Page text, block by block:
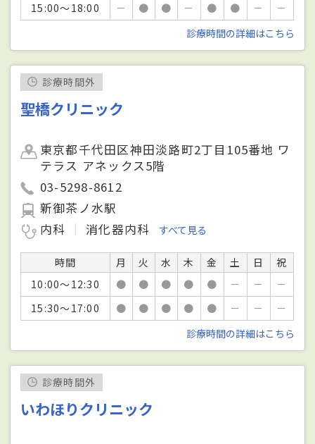
15:00～18:00
－ ● ● － ● ● －
－
診療時間の詳細はこちら
診療時間外
聖橋クリニック
東京都千代田区神田淡路町2丁目105番地 ワ
テラス アネックス5階
03-5298-8612
新御茶ノ水駅
内科
消化器内科 すべて見る
時間 月 火 水 木 金 土 日
祝
10:00～12:30
● ● ● ● ● － －
－
15:30～17:00
● ● ● ● ● － －
－
診療時間の詳細はこちら
診療時間外
いわほりクリニック